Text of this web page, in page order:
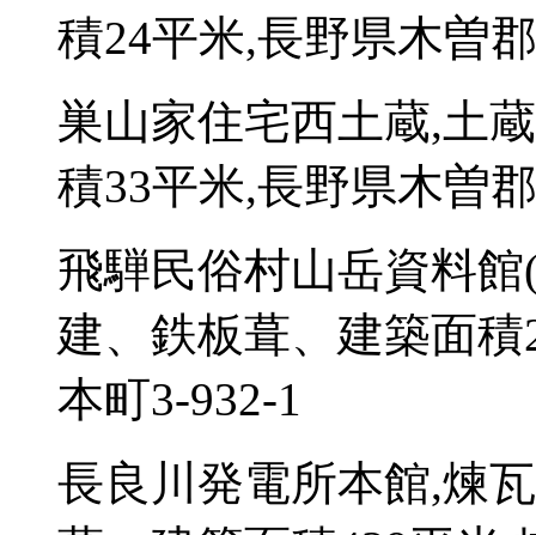
積24平米,長野県木曽
巣山家住宅西土蔵,土
積33平米,長野県木曽
飛騨民俗村山岳資料
建、鉄板葺、建築面
本町3-932-1
長良川発電所本館,煉